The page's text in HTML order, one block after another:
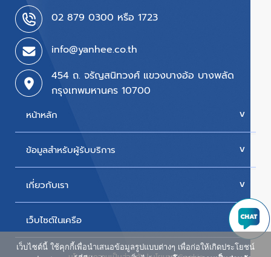
02 879 0300 หรือ 1723
info@yanhee.co.th
454 ถ. จรัญสนิทวงศ์ แขวงบางอ้อ บางพลัด
กรุงเทพมหานคร 10700
หน้าหลัก
บริการของเรา
ข้อมูลสำหรับผู้รับบริการ
นัดหมายแพทย์
สิทธิเบิกตรงข้าราชการ
เกี่ยวกับเรา
ประวัติโรงพยาบาล
วิสัยทัศน์และพันธกิจ
เว็บไซต์ในเครือ
เว็บไซต์นี้ ใช้คุกกี้เพื่อนำเสนอข้อมูลรูปแบบต่างๆ เพื่อก่อให้เกิดประโยชน์